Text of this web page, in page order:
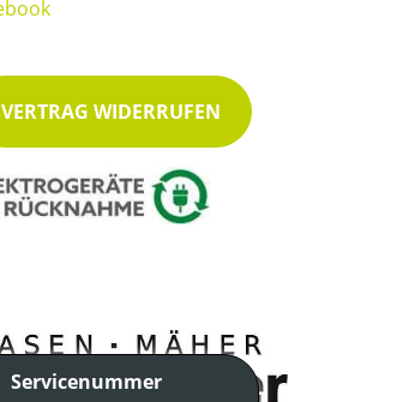
VERTRAG WIDERRUFEN
Servicenummer